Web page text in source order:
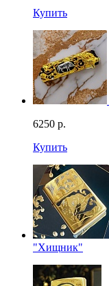
Купить
6250 р.
Купить
"Хищник"